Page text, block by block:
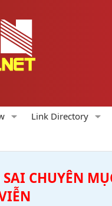
Link Directory
CHUYÊN